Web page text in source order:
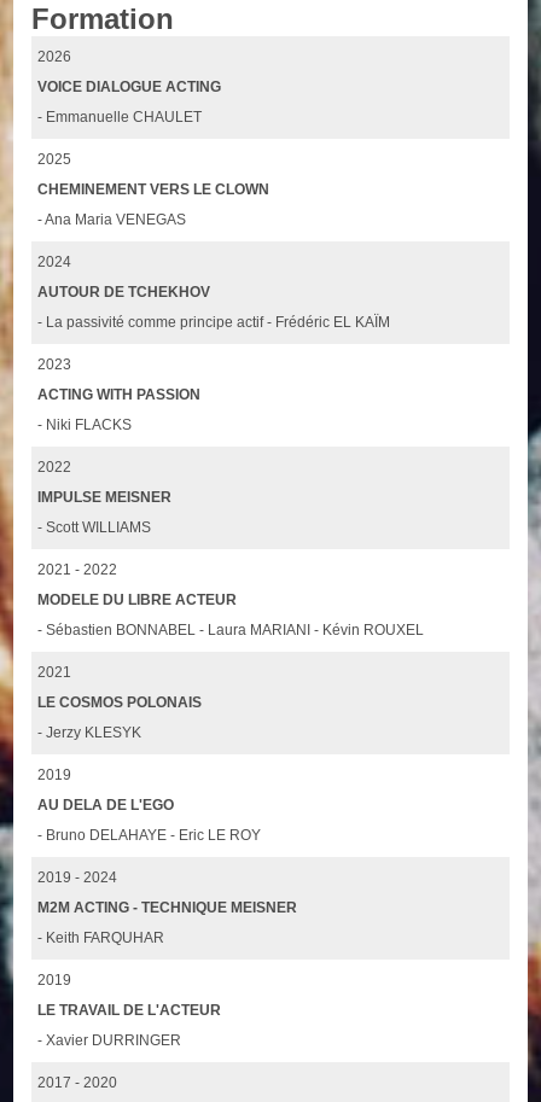
Formation
2026
VOICE DIALOGUE ACTING
- Emmanuelle CHAULET
2025
CHEMINEMENT VERS LE CLOWN
- Ana Maria VENEGAS
2024
AUTOUR DE TCHEKHOV
- La passivité comme principe actif - Frédéric EL KAÏM
2023
ACTING WITH PASSION
- Niki FLACKS
2022
IMPULSE MEISNER
- Scott WILLIAMS
2021 - 2022
MODELE DU LIBRE ACTEUR
- Sébastien BONNABEL - Laura MARIANI - Kévin ROUXEL
2021
LE COSMOS POLONAIS
- Jerzy KLESYK
2019
AU DELA DE L'EGO
- Bruno DELAHAYE - Eric LE ROY
2019 - 2024
M2M ACTING - TECHNIQUE MEISNER
- Keith FARQUHAR
2019
LE TRAVAIL DE L'ACTEUR
- Xavier DURRINGER
2017 - 2020